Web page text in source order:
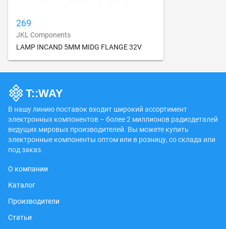
269
JKL Components
LAMP INCAND 5MM MIDG FLANGE 32V
В нашу линию поставок входит широкий ассортимент
электронных компонентов – более 2 миллионов радиодеталей
ведущих мировых производителей. Вы можете купить
электронные компоненты оптом или в розницу, со склада или
под заказ.
О компании
Каталог
Производители
Статьи